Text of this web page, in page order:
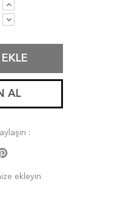
AL
:
ekleyin